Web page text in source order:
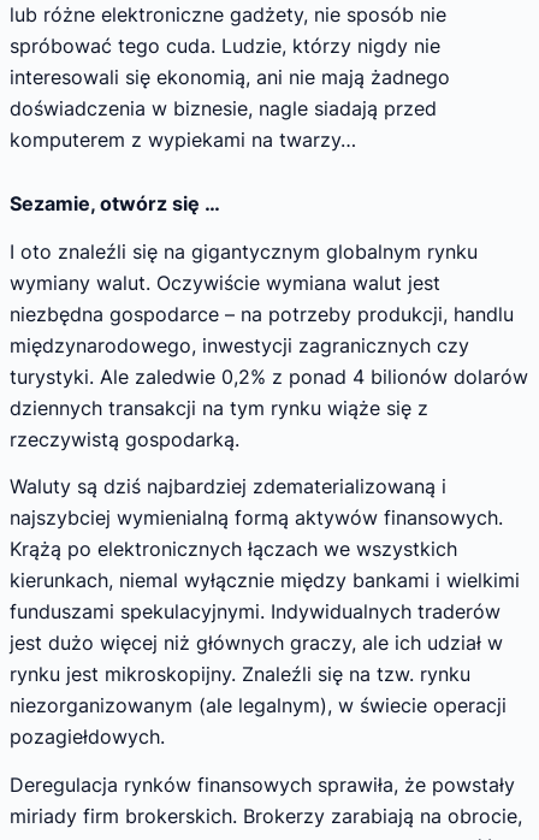
lub różne elektroniczne gadżety, nie sposób nie
spróbować tego cuda. Ludzie, którzy nigdy nie
interesowali się ekonomią, ani nie mają żadnego
doświadczenia w biznesie, nagle siadają przed
komputerem z wypiekami na twarzy…
Sezamie, otwórz się …
I oto znaleźli się na gigantycznym globalnym rynku
wymiany walut. Oczywiście wymiana walut jest
niezbędna gospodarce – na potrzeby produkcji, handlu
międzynarodowego, inwestycji zagranicznych czy
turystyki. Ale zaledwie 0,2% z ponad 4 bilionów dolarów
dziennych transakcji na tym rynku wiąże się z
rzeczywistą gospodarką.
Waluty są dziś najbardziej zdematerializowaną i
najszybciej wymienialną formą aktywów finansowych.
Krążą po elektronicznych łączach we wszystkich
kierunkach, niemal wyłącznie między bankami i wielkimi
funduszami spekulacyjnymi. Indywidualnych traderów
jest dużo więcej niż głównych graczy, ale ich udział w
rynku jest mikroskopijny. Znaleźli się na tzw. rynku
niezorganizowanym (ale legalnym), w świecie operacji
pozagiełdowych.
Deregulacja rynków finansowych sprawiła, że powstały
miriady firm brokerskich. Brokerzy zarabiają na obrocie,